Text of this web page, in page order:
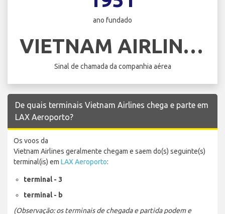
ano fundado
VIETNAM AIRLINES
Sinal de chamada da companhia aérea
De quais terminais Vietnam Airlines chega e parte em
LAX Aeroporto?
Os voos da
Vietnam Airlines geralmente chegam e saem do(s) seguinte(s)
terminal(is) em LAX Aeroporto:
terminal - 3
terminal - b
(Observação: os terminais de chegada e partida podem e